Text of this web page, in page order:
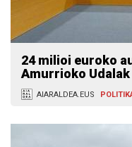
24 milioi euroko
Amurrioko
AIARALDEA.EUS